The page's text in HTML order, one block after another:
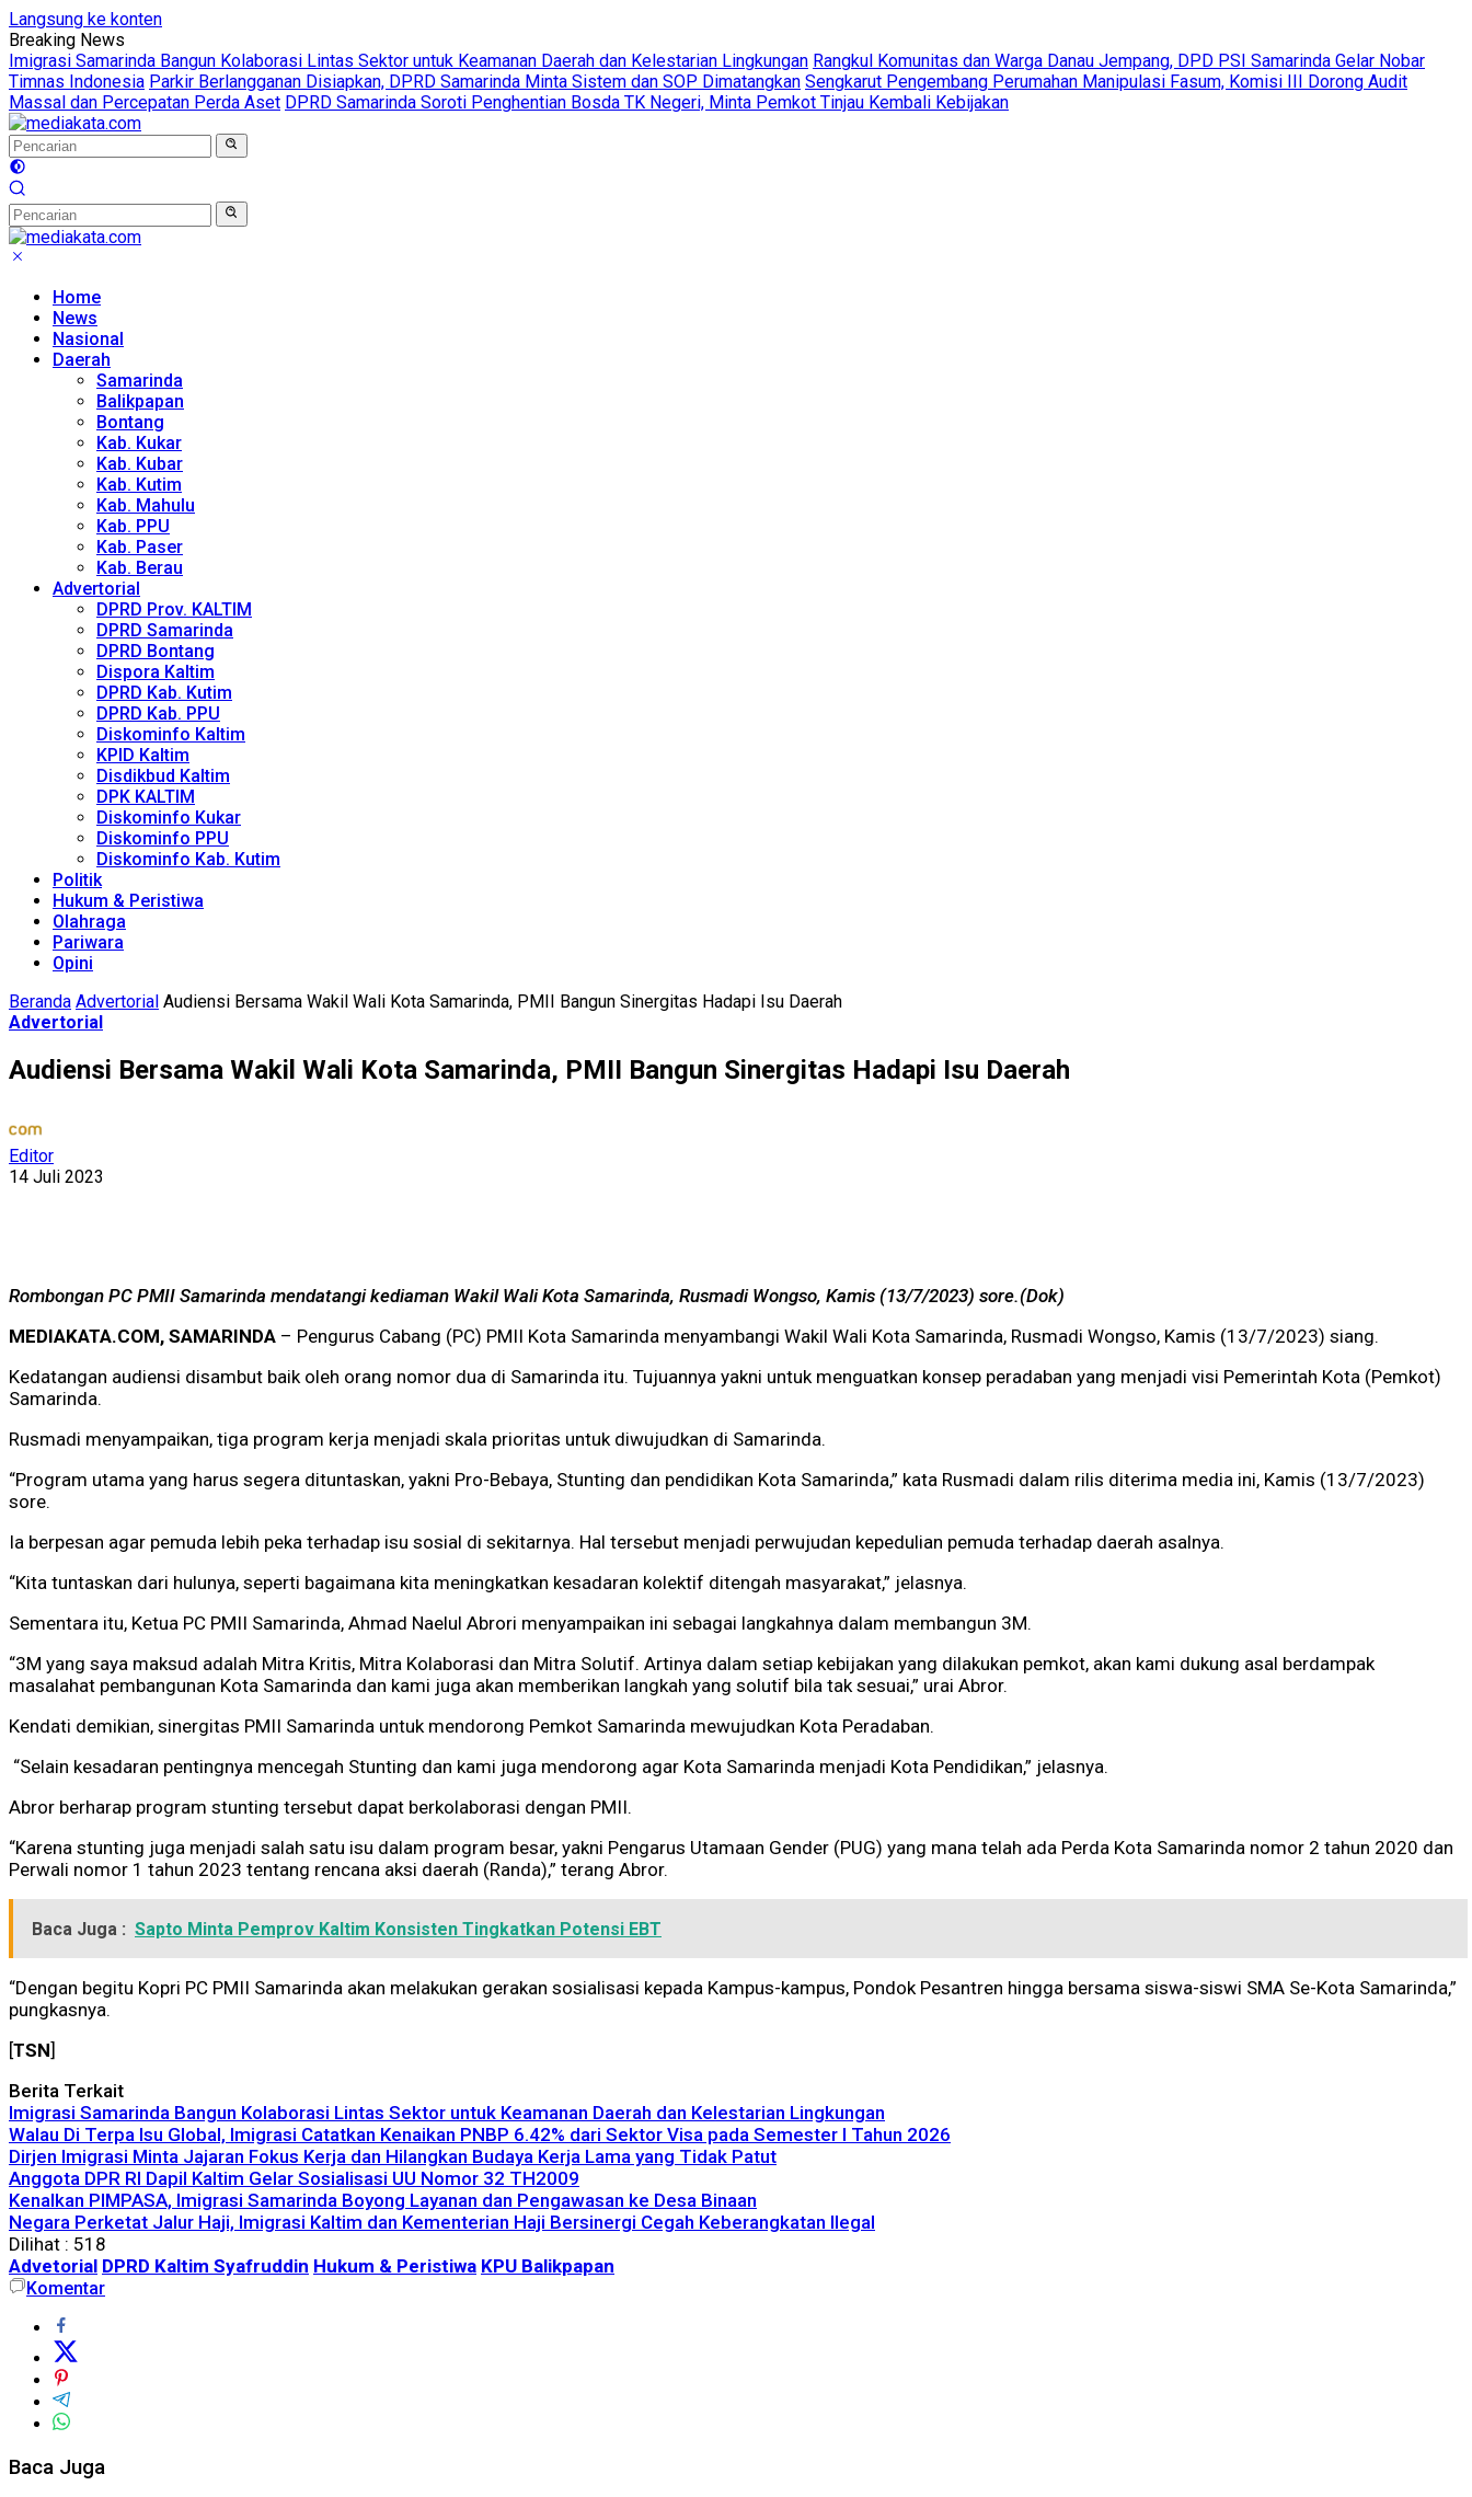
Langsung ke konten
Breaking News
Imigrasi Samarinda Bangun Kolaborasi Lintas Sektor untuk Keamanan Daerah dan Kelestarian Lingkungan Rangkul Komunitas dan Warga Danau Jempang, DPD PSI Samarinda Gelar Nobar
Timnas Indonesia Parkir Berlangganan Disiapkan, DPRD Samarinda Minta Sistem dan SOP Dimatangkan Sengkarut Pengembang Perumahan Manipulasi Fasum, Komisi III Dorong Audit
Massal dan Percepatan Perda Aset DPRD Samarinda Soroti Penghentian Bosda TK Negeri, Minta Pemkot Tinjau Kembali Kebijakan
Home
News
Nasional
Daerah
Samarinda
Balikpapan
Bontang
Kab. Kukar
Kab. Kubar
Kab. Kutim
Kab. Mahulu
Kab. PPU
Kab. Paser
Kab. Berau
Advertorial
DPRD Prov. KALTIM
DPRD Samarinda
DPRD Bontang
Dispora Kaltim
DPRD Kab. Kutim
DPRD Kab. PPU
Diskominfo Kaltim
KPID Kaltim
Disdikbud Kaltim
DPK KALTIM
Diskominfo Kukar
Diskominfo PPU
Diskominfo Kab. Kutim
Politik
Hukum & Peristiwa
Olahraga
Pariwara
Opini
Beranda Advertorial Audiensi Bersama Wakil Wali Kota Samarinda, PMII Bangun Sinergitas Hadapi Isu Daerah
Advertorial
Audiensi Bersama Wakil Wali Kota Samarinda, PMII Bangun Sinergitas Hadapi Isu Daerah
Editor
14 Juli 2023
Rombongan PC PMII Samarinda mendatangi kediaman Wakil Wali Kota Samarinda, Rusmadi Wongso, Kamis (13/7/2023) sore.(Dok)
MEDIAKATA.COM, SAMARINDA – Pengurus Cabang (PC) PMII Kota Samarinda menyambangi Wakil Wali Kota Samarinda, Rusmadi Wongso, Kamis (13/7/2023) siang.
Kedatangan audiensi disambut baik oleh orang nomor dua di Samarinda itu. Tujuannya yakni untuk menguatkan konsep peradaban yang menjadi visi Pemerintah Kota (Pemkot)
Samarinda.
Rusmadi menyampaikan, tiga program kerja menjadi skala prioritas untuk diwujudkan di Samarinda.
“Program utama yang harus segera dituntaskan, yakni Pro-Bebaya, Stunting dan pendidikan Kota Samarinda,” kata Rusmadi dalam rilis diterima media ini, Kamis (13/7/2023)
sore.
Ia berpesan agar pemuda lebih peka terhadap isu sosial di sekitarnya. Hal tersebut menjadi perwujudan kepedulian pemuda terhadap daerah asalnya.
“Kita tuntaskan dari hulunya, seperti bagaimana kita meningkatkan kesadaran kolektif ditengah masyarakat,” jelasnya.
Sementara itu, Ketua PC PMII Samarinda, Ahmad Naelul Abrori menyampaikan ini sebagai langkahnya dalam membangun 3M.
“3M yang saya maksud adalah Mitra Kritis, Mitra Kolaborasi dan Mitra Solutif. Artinya dalam setiap kebijakan yang dilakukan pemkot, akan kami dukung asal berdampak
masalahat pembangunan Kota Samarinda dan kami juga akan memberikan langkah yang solutif bila tak sesuai,” urai Abror.
Kendati demikian, sinergitas PMII Samarinda untuk mendorong Pemkot Samarinda mewujudkan Kota Peradaban.
“Selain kesadaran pentingnya mencegah Stunting dan kami juga mendorong agar Kota Samarinda menjadi Kota Pendidikan,” jelasnya.
Abror berharap program stunting tersebut dapat berkolaborasi dengan PMII.
“Karena stunting juga menjadi salah satu isu dalam program besar, yakni Pengarus Utamaan Gender (PUG) yang mana telah ada Perda Kota Samarinda nomor 2 tahun 2020 dan
Perwali nomor 1 tahun 2023 tentang rencana aksi daerah (Randa),” terang Abror.
Baca Juga : Sapto Minta Pemprov Kaltim Konsisten Tingkatkan Potensi EBT
“Dengan begitu Kopri PC PMII Samarinda akan melakukan gerakan sosialisasi kepada Kampus-kampus, Pondok Pesantren hingga bersama siswa-siswi SMA Se-Kota Samarinda,”
pungkasnya.
[TSN]
Berita Terkait
Imigrasi Samarinda Bangun Kolaborasi Lintas Sektor untuk Keamanan Daerah dan Kelestarian Lingkungan
Walau Di Terpa Isu Global, Imigrasi Catatkan Kenaikan PNBP 6.42% dari Sektor Visa pada Semester I Tahun 2026
Dirjen Imigrasi Minta Jajaran Fokus Kerja dan Hilangkan Budaya Kerja Lama yang Tidak Patut
Anggota DPR RI Dapil Kaltim Gelar Sosialisasi UU Nomor 32 TH2009
Kenalkan PIMPASA, Imigrasi Samarinda Boyong Layanan dan Pengawasan ke Desa Binaan
Negara Perketat Jalur Haji, Imigrasi Kaltim dan Kementerian Haji Bersinergi Cegah Keberangkatan Ilegal
Dilihat : 518
Advetorial DPRD Kaltim Syafruddin Hukum & Peristiwa KPU Balikpapan
Komentar
Baca Juga